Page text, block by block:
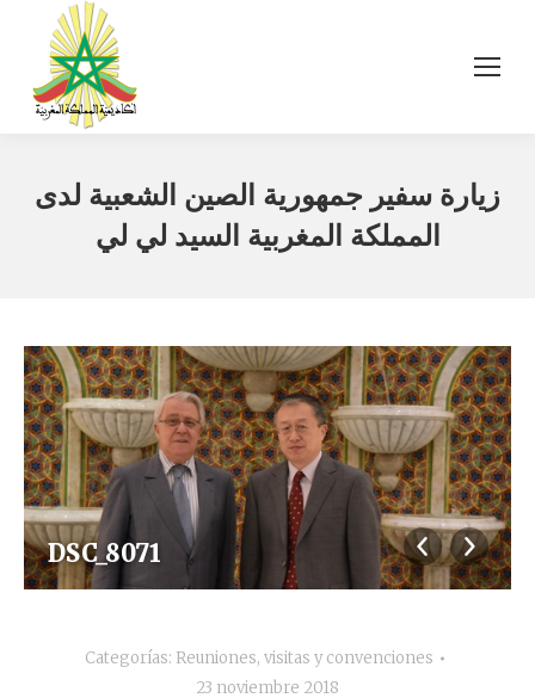
زيارة سفير جمهورية الصين الشعبية لدى
المملكة المغربية السيد لي لي
DSC_8071
Categorías: Reuniones, visitas y convenciones
23 noviembre 2018